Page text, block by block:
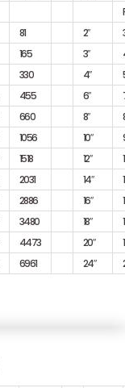
81 2″
165 3″
330 4″
455 6″
660 8″
1056 10″
1518 12″
2031 14″
2886 16″
3480 18″
4473 20″
6961 24″